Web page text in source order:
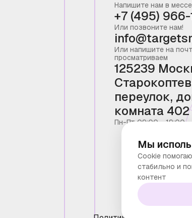
Напишите нам в
+7 (495)
Или позвоните нам!
Или напишите на
просматриваем
125239
переулок,
комната 402
Пн-Пт 09:00 - 19:00
Мы
Cookie
стабильно и
контент